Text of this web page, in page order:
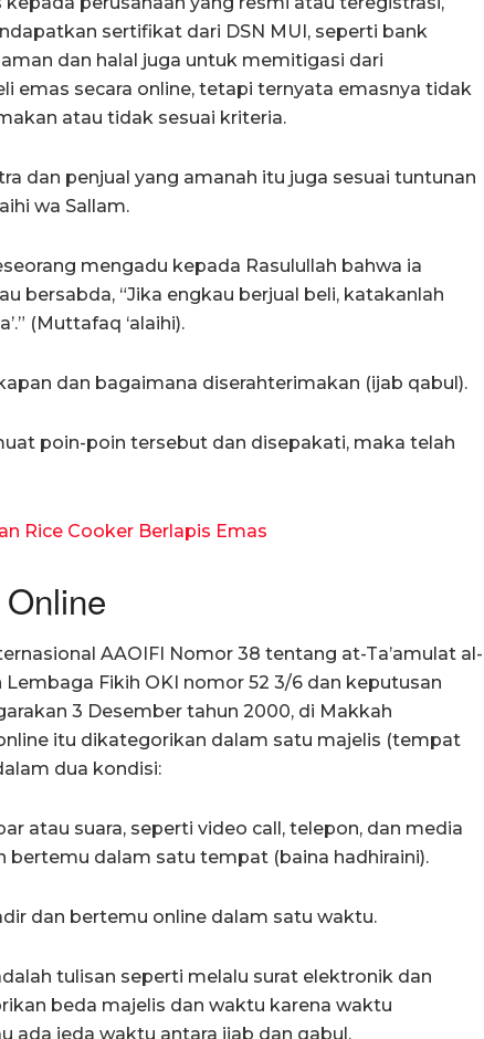
sertifikat dari DSN MUI, seperti bank
dan halal juga untuk memitigasi dari
emas secara online, tetapi ternyata emasnya tidak
atau tidak sesuai kriteria.
dan penjual yang amanah itu juga sesuai tuntunan
wa Sallam.
mengadu kepada Rasulullah bahwa ia
bersabda, “Jika engkau berjual beli, katakanlah
(Muttafaq ‘alaihi).
dan bagaimana diserahterimakan (ijab qabul).
poin-poin tersebut dan disepakati, maka telah
Rice Cooker Berlapis Emas
AAOIFI Nomor 38 tentang at-Ta’amulat al-
Fikih OKI nomor 52 3/6 dan keputusan
3 Desember tahun 2000, di Makkah
itu dikategorikan dalam satu majelis (tempat
dua kondisi:
atau suara, seperti video call, telepon, dan media
bertemu dalam satu tempat (baina hadhiraini).
dan bertemu online dalam satu waktu.
tulisan seperti melalu surat elektronik dan
beda majelis dan waktu karena waktu
ada jeda waktu antara ijab dan qabul.